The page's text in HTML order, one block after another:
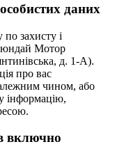
даних
захисту і
Мотор
д. 1-А).
про вас
чином, або
інформацію,
включно